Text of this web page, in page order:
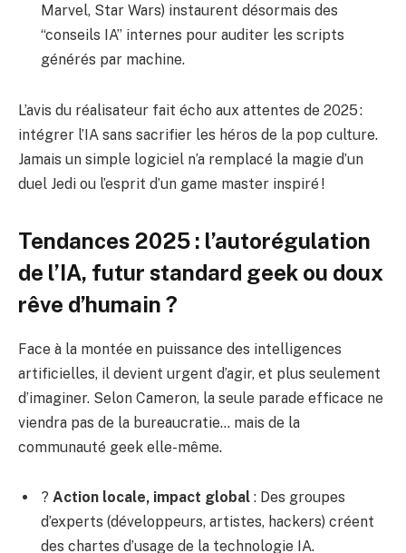
Marvel, Star Wars) instaurent désormais des
“conseils IA” internes pour auditer les scripts
générés par machine.
L’avis du réalisateur fait écho aux attentes de 2025 :
intégrer l’IA sans sacrifier les héros de la pop culture.
Jamais un simple logiciel n’a remplacé la magie d’un
duel Jedi ou l’esprit d’un game master inspiré !
Tendances 2025 : l’autorégulation
de l’IA, futur standard geek ou doux
rêve d’humain ?
Face à la montée en puissance des intelligences
artificielles, il devient urgent d’agir, et plus seulement
d’imaginer. Selon Cameron, la seule parade efficace ne
viendra pas de la bureaucratie… mais de la
communauté geek elle-même.
? Action locale, impact global : Des groupes
d’experts (développeurs, artistes, hackers) créent
des chartes d’usage de la technologie IA.